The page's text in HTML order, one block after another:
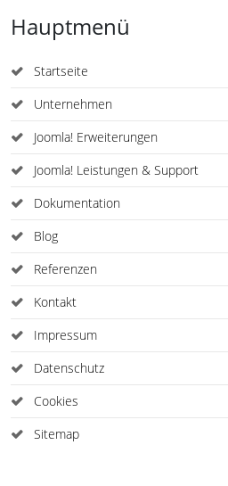
Hauptmenü
Startseite
Unternehmen
Joomla! Erweiterungen
Joomla! Leistungen & Support
Dokumentation
Blog
Referenzen
Kontakt
Impressum
Datenschutz
Cookies
Sitemap